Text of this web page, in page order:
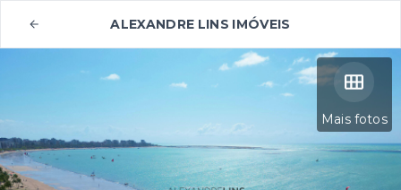
ALEXANDRE LINS IMÓVEIS
Mais fotos